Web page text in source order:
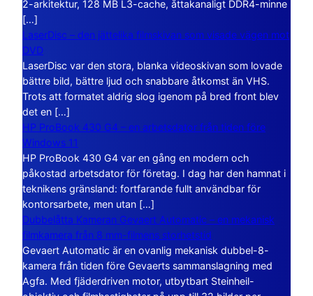
2-arkitektur, 128 MB L3-cache, åttakanaligt DDR4-minne
[…]
LaserDisc – den jättelika filmskivan som visade vägen mot
DVD
LaserDisc var den stora, blanka videoskivan som lovade
bättre bild, bättre ljud och snabbare åtkomst än VHS.
Trots att formatet aldrig slog igenom på bred front blev
det en […]
HP ProBook 430 G4 – en arbetsdator från tiden före
Windows 11
HP ProBook 430 G4 var en gång en modern och
påkostad arbetsdator för företag. I dag har den hamnat i
teknikens gränsland: fortfarande fullt användbar för
kontorsarbete, men utan […]
Dubbelåtta Kameran Gevaert Automatic – en mekanisk
filmkamera från 8 mm-filmens storhetstid
Gevaert Automatic är en ovanlig mekanisk dubbel-8-
kamera från tiden före Gevaerts sammanslagning med
Agfa. Med fjäderdriven motor, utbytbart Steinheil-